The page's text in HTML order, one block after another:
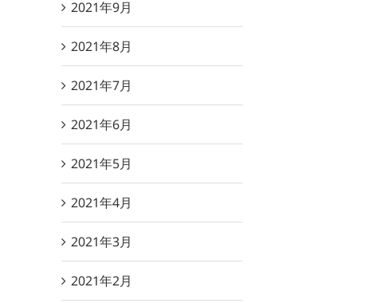
2021年9月
2021年8月
2021年7月
2021年6月
2021年5月
2021年4月
2021年3月
2021年2月